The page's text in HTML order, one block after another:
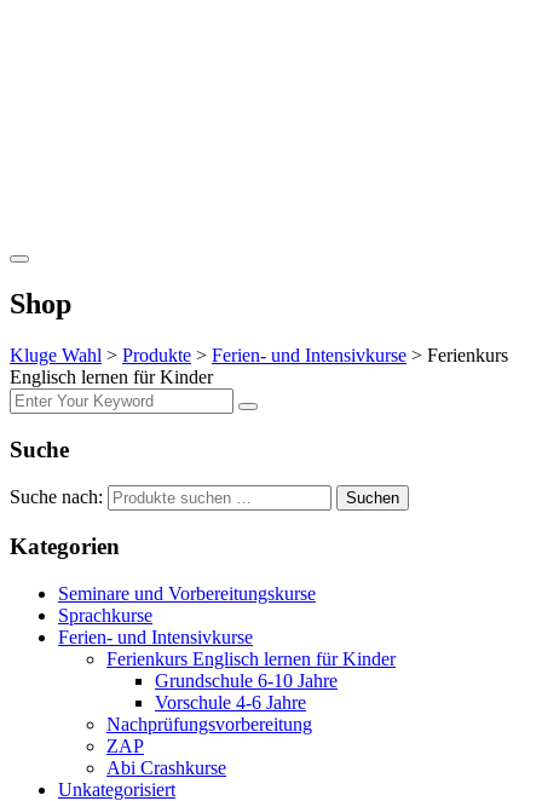
Shop
Kluge Wahl > Produkte > Ferien- und Intensivkurse > Ferienkurs
Englisch lernen für Kinder
Suche
Suche nach: Suchen
Kategorien
Seminare und Vorbereitungskurse
Sprachkurse
Ferien- und Intensivkurse
Ferienkurs Englisch lernen für Kinder
Grundschule 6-10 Jahre
Vorschule 4-6 Jahre
Nachprüfungsvorbereitung
ZAP
Abi Crashkurse
Unkategorisiert